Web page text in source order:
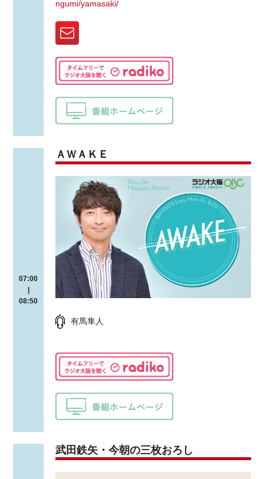
ngumi/yamasaki/
07:00
08:50
ＡＷＡＫＥ
有馬隼人
武田鉄矢・今朝の三枚おろし